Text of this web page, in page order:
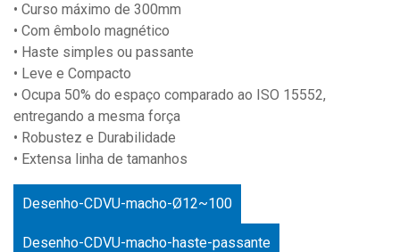
• Curso máximo de 300mm
• Com êmbolo magnético
• Haste simples ou passante
• Leve e Compacto
• Ocupa 50% do espaço comparado ao ISO 15552,
entregando a mesma força
• Robustez e Durabilidade
• Extensa linha de tamanhos
Desenho-CDVU-macho-Ø12~100
Desenho-CDVU-macho-haste-passante